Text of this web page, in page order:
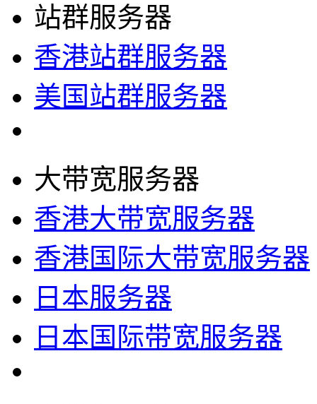
站群服务器
香港站群服务器
美国站群服务器
大带宽服务器
香港大带宽服务器
香港国际大带宽服务器
日本服务器
日本国际带宽服务器